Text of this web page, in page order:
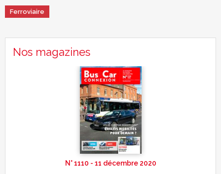
Ferroviaire
Nos magazines
N° 1110 - 11 décembre 2020